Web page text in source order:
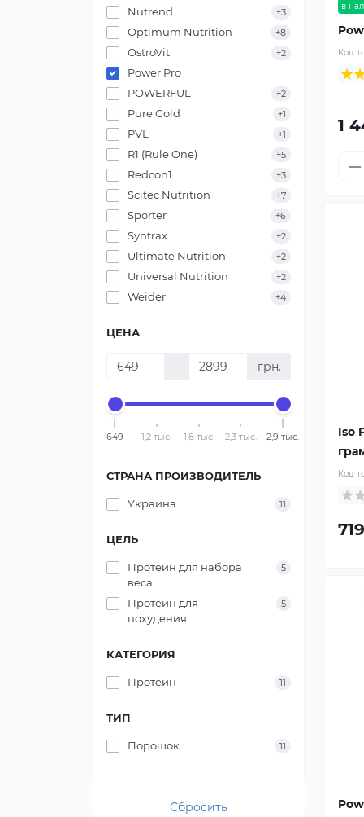
Nutrend +3
Optimum Nutrition +8
OstroVit +2
Power Pro
POWERFUL
+2
Pure Gold +1
PVL +1
R1 (Rule One) +5
Redcon1 +3
Scitec Nutrition +7
Sporter +6
Syntrax +2
Ultimate Nutrition +2
Universal Nutrition +2
Weider +4
ЦЕНА
- грн.
649 1,2 тыс. 1,8 тыс. 2,3 тыс. 2,9 тыс.
СТРАНА ПРОИЗВОДИТЕЛЬ
Украина 11
ЦЕЛЬ
Протеин для набора
веса
5
Протеин для
похудения
5
КАТЕГОРИЯ
Протеин 11
ТИП
Порошок 11
Сбросить
в
Код
1
Iso
Код